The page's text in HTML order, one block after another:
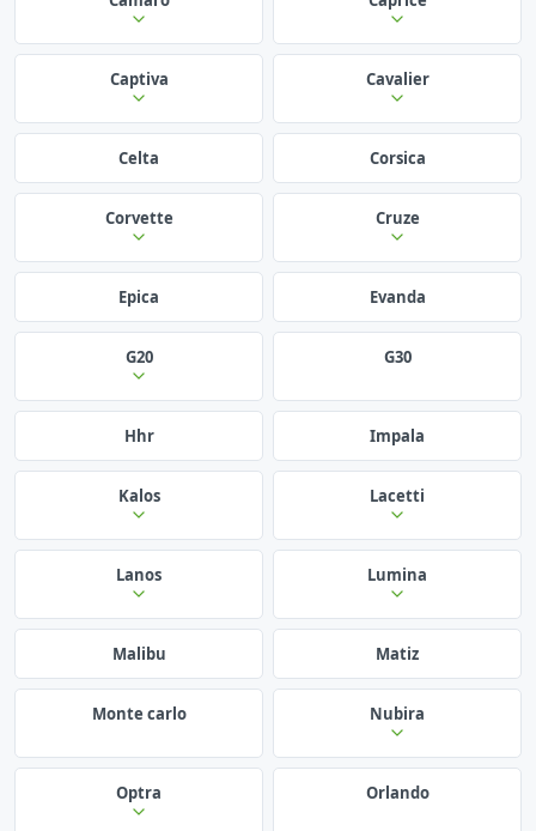
Captiva Cavalier
Celta Corsica
Corvette Cruze
Epica Evanda
G20 G30
Hhr Impala
Kalos Lacetti
Lanos Lumina
Malibu Matiz
Monte carlo Nubira
Optra Orlando